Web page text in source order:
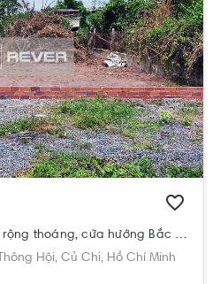
Đất nền diện tích 157m2 rộng thoáng, cửa hướng Bắc đón gió mát.
Hội, Củ Chi, Hồ Chí Minh